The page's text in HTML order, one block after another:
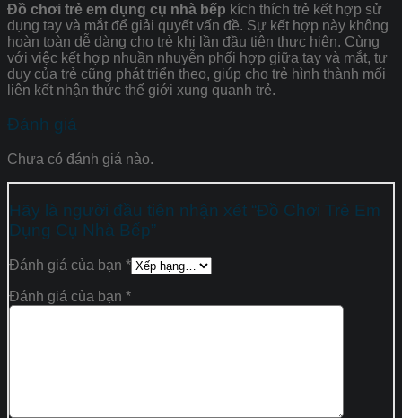
Đồ chơi trẻ em dụng cụ nhà bếp kích thích trẻ kết hợp sử
dụng tay và mắt để giải quyết vấn đề. Sự kết hợp này không
hoàn toàn dễ dàng cho trẻ khi lần đầu tiên thực hiện. Cùng
với việc kết hợp nhuần nhuyễn phối hợp giữa tay và mắt, tư
duy của trẻ cũng phát triển theo, giúp cho trẻ hình thành mối
liên kết nhận thức thế giới xung quanh trẻ.
Đánh giá
Chưa có đánh giá nào.
Hãy là người đầu tiên nhận xét “Đồ Chơi Trẻ Em
Dụng Cụ Nhà Bếp”
Đánh giá của bạn *
Đánh giá của bạn *